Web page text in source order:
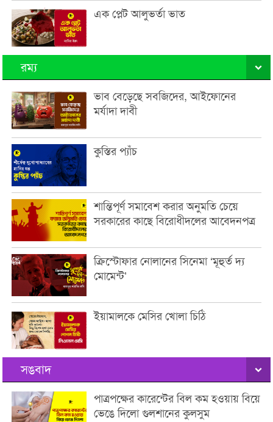
এক প্লেট আলুভর্তা ভাত
রম্য
ভাব বেড়েছে সবজিদের, আইফোনের
মর্যাদা দাবী
কুস্তির প্যাঁচ
শান্তিপূর্ণ সমাবেশ করার অনুমতি চেয়ে
সরকারের কাছে বিরোধীদলের আবেদনপত্র
ক্রিস্টোফার নোলানের সিনেমা ‘মূহুর্ত দ্য
মোমেন্ট’
ইয়ামালকে মেসির খোলা চিঠি
সঙবাদ
পাত্রপক্ষের কারেন্টের বিল কম হওয়ায় বিয়ে
ভেঙে দিলো গুলশানের কুলসুম